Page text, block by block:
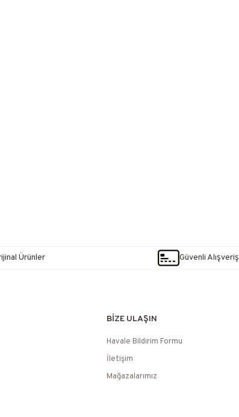
Ürünler Güvenli Alışveriş
BİZE ULAŞIN
Havale Bildirim Formu
İletişim
Mağazalarımız